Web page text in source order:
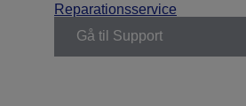
Reparationsservice
Gå til Support